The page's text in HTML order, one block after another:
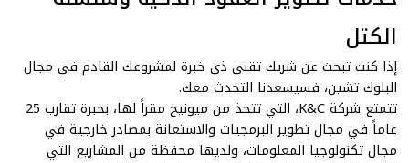
الكتل
إذا كنت تبحث عن شريك تقني ذي خبرة لمشروعك القادم في مجال
البلوك تشين، فسيسعدنا التحدث معك.
تتمتع شركة K&C، التي تتخذ من ميونيخ مقراً لها، بخبرة تقارب 25
عاماً في مجال تطوير البرمجيات والاستعانة بمصادر خارجية في
مجال تكنولوجيا المعلومات، ولديها محفظة من المشاريع التي